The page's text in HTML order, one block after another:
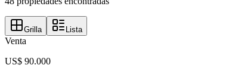
Grilla Lista
Venta
US$ 90.000